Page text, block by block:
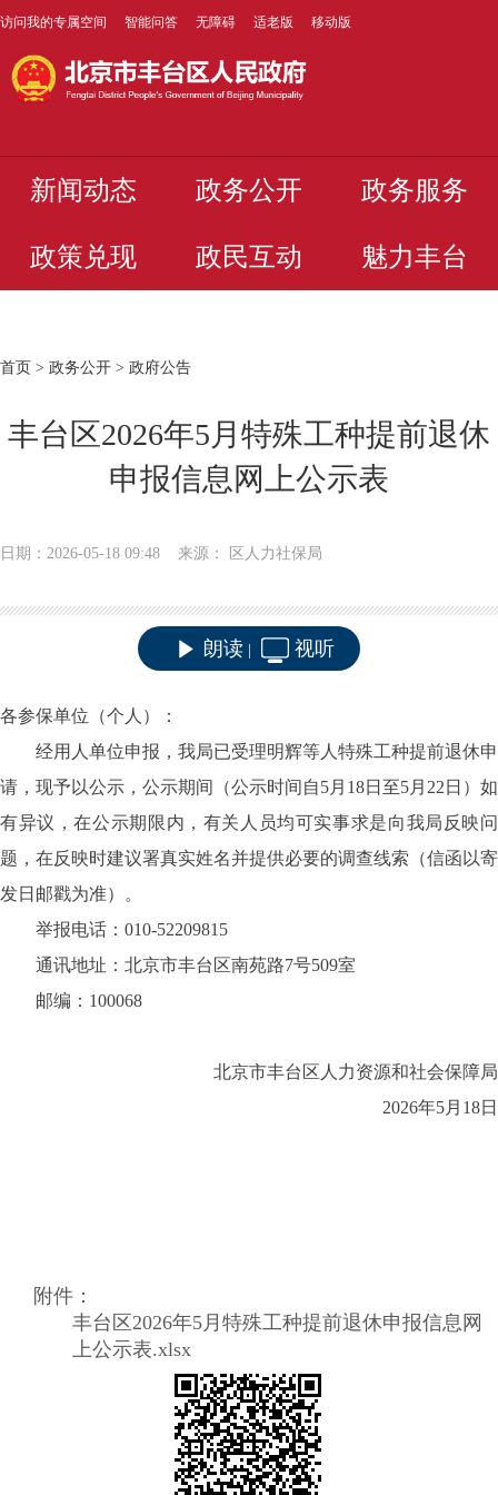
访问我的专属空间 智能问答 无障碍 适老版 移动版
新闻动态 政务公开 政务服务
政策兑现 政民互动 魅力丰台
首页 > 政务公开 > 政府公告
丰台区2026年5月特殊工种提前退休
申报信息网上公示表
日期：2026-05-18 09:48 来源： 区人力社保局
朗读 视听
各参保单位（个人）：
经用人单位申报，我局已受理明辉等人特殊工种提前退休申
请，现予以公示，公示期间（公示时间自5月 18日至5月 22 日）如
有异议，在公示期限内，有关人员均可实事求是向我局反映问
题，在反映时建议署真实姓名并提供必要的调查线索（信函以寄
发日邮戳为准）。
举报电话： 010-52209815
通讯地址： 北京市丰台区南苑路7号509室
邮编： 100068
北京市丰台区 人力资源和社会保障局
2026年5月 18日
附件：
丰台区2026年5月特殊工种提前退休申报信息网
上公示表.xlsx